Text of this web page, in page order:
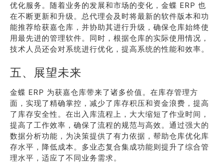
优化服务。随着业务的发展和市场的变化，金蝶 ERP 也
在不断更新和升级。总代理会及时将最新的软件版本和功
能推荐给获嘉仓库，并协助其进行升级，确保仓库始终使
用最先进的管理软件。同时，根据仓库的实际使用情况，
技术人员还会对系统进行优化，提高系统的性能和效率。
五、展望未来
金蝶 ERP 为获嘉仓库带来了诸多价值。在库存管理方
面，实现了精确掌控，减少了库存积压和资金浪费，提高
了库存安全性。在出入库流程上，大大缩短了作业时间，
提高了工作效率，确保了流程的规范与高效。通过强大的
数据分析功能，为决策提供了有力依据，帮助仓库优化库
存水平，降低成本。多业态复合集成功能则提升了综合管
理水平，适应了不同业务需求。